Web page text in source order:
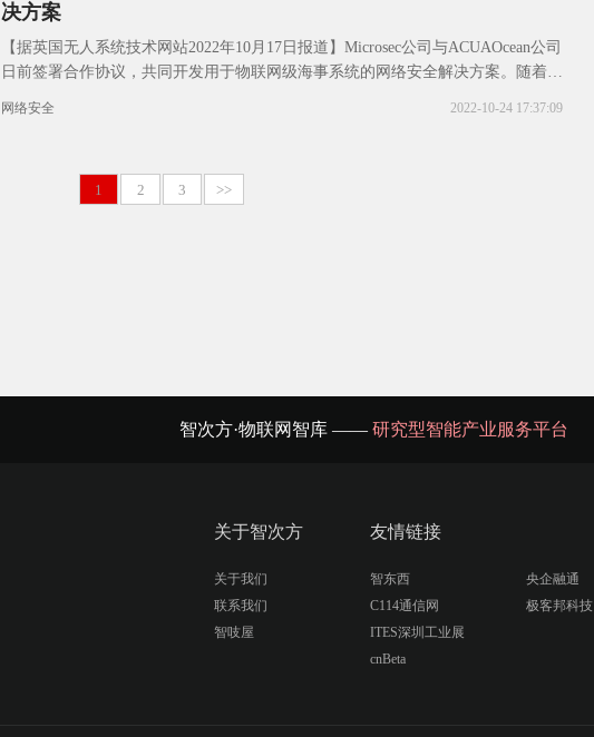
决方案
【据英国无人系统技术网站2022年10月17日报道】Microsec公司与ACUAOcean公司
日前签署合作协议，共同开发用于物联网级海事系统的网络安全解决方案。随着海
网络安全 2022-10-24 17:37:09
1 2 3 >>
智次方·物联网智库 —— 研究型智能产业服务平台
关于智次方
关于我们
联系我们
智吱屋
友情链接
智东西
C114通信网
ITES深圳工业展
cnBeta
央企融通
极客邦科技